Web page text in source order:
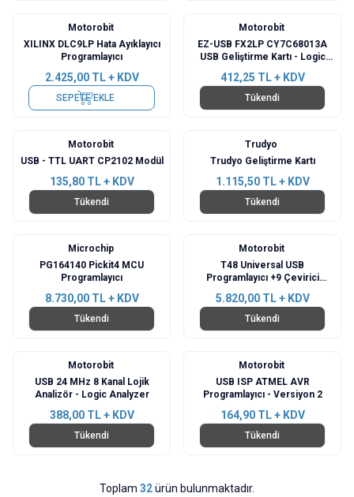
Motorobit
XILINX DLC9LP Hata Ayıklayıcı
Programlayıcı
2.425,00TL + KDV
SEPETE EKLE
Motorobit
EZ-USB FX2LP CY7C68013A
USB Geliştirme Kartı - Logic
412,25 TL + KDV
Tükendi
Motorobit
USB - TTL UART CP2102 Modül
135,80TL + KDV
Tükendi
Trudyo
Trudyo Geliştirme Kartı
1.115,50TL + KDV
Tükendi
Microchip
PG164140 Pickit4 MCU
Programlayıcı
8.730,00TL + KDV
Tükendi
Motorobit
T48 Universal USB
Programlayıcı +9 Çevirici
5.820,00TL + KDV
Tükendi
Motorobit
USB 24 MHz 8 Kanal Lojik
Analizör - Logic Analyzer
388,00TL + KDV
Tükendi
Motorobit
USB ISP ATMEL AVR
Programlayıcı - Versiyon 2
164,90TL + KDV
Tükendi
Toplam 32ürün bulunmaktadır.